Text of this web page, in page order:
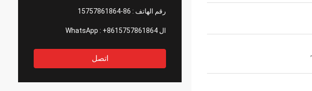
رقم الهاتف : 86-15757861864
ال WhatsApp : +8615757861864
اتصل
,